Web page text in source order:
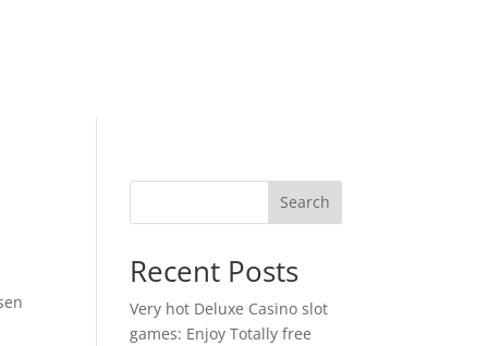
Search
Recent Posts
Very hot Deluxe Casino slot
games: Enjoy Totally free